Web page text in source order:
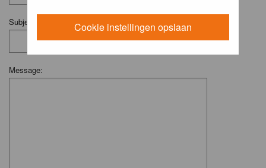
Cookie instellingen opslaan
Subject:
Message: